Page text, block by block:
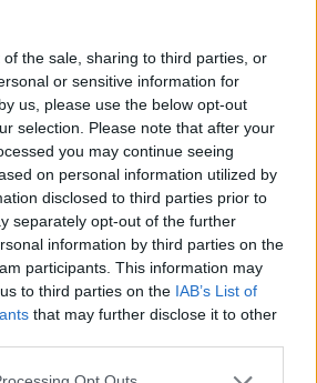
the sale, sharing to third parties, or
or sensitive information for
us, please use the below opt-out
selection. Please note that after your
you may continue seeing
on personal information utilized by
disclosed to third parties prior to
separately opt-out of the further
information by third parties on the
participants. This information may
to third parties on the IAB’s List of
that may further disclose it to other
app uses one or more Google
in tempo reale?
nel canale telegram di
le nostre ultime news